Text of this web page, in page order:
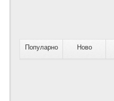
Популарно Ново